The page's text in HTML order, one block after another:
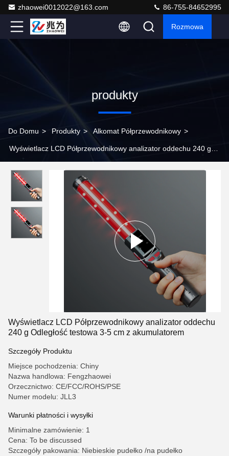
zhaowei0012022@163.com 86-755-84652995
Rozmowa
produkty
Do Domu > Produkty > Alkomat Półprzewodnikowy >
Wyświetlacz LCD Półprzewodnikowy analizator oddechu 240 g
Wyświetlacz LCD Półprzewodnikowy analizator oddechu
240 g Odległość testowa 3-5 cm z akumulatorem
Szczegóły Produktu
Miejsce pochodzenia: Chiny
Nazwa handlowa: Fengzhaowei
Orzecznictwo: CE/FCC/ROHS/PSE
Numer modelu: JLL3
Warunki płatności i wysyłki
Minimalne zamówienie: 1
Cena: To be discussed
Szczegóły pakowania: Niebieskie pudełko /na pudełko